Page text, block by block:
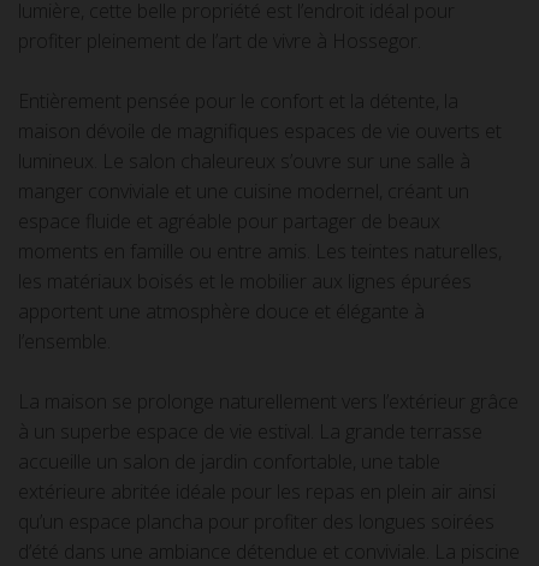
lumière, cette belle propriété est l’endroit idéal pour
profiter pleinement de l’art de vivre à Hossegor.
Entièrement pensée pour le confort et la détente, la
maison dévoile de magnifiques espaces de vie ouverts et
lumineux. Le salon chaleureux s’ouvre sur une salle à
manger conviviale et une cuisine modernel, créant un
espace fluide et agréable pour partager de beaux
moments en famille ou entre amis. Les teintes naturelles,
les matériaux boisés et le mobilier aux lignes épurées
apportent une atmosphère douce et élégante à
l’ensemble.
La maison se prolonge naturellement vers l’extérieur grâce
à un superbe espace de vie estival. La grande terrasse
accueille un salon de jardin confortable, une table
extérieure abritée idéale pour les repas en plein air ainsi
qu’un espace plancha pour profiter des longues soirées
d’été dans une ambiance détendue et conviviale. La piscine